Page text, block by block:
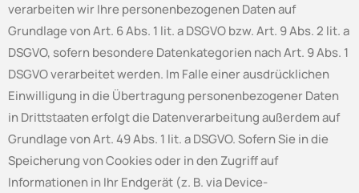
verarbeiten wir Ihre personenbezogenen Daten auf
Grundlage von Art. 6 Abs. 1 lit. a DSGVO bzw. Art. 9 Abs. 2 lit. a
DSGVO, sofern besondere Datenkategorien nach Art. 9 Abs. 1
DSGVO verarbeitet werden. Im Falle einer ausdrücklichen
Einwilligung in die Übertragung personenbezogener Daten
in Drittstaaten erfolgt die Datenverarbeitung außerdem auf
Grundlage von Art. 49 Abs. 1 lit. a DSGVO. Sofern Sie in die
Speicherung von Cookies oder in den Zugriff auf
Informationen in Ihr Endgerät (z. B. via Device-